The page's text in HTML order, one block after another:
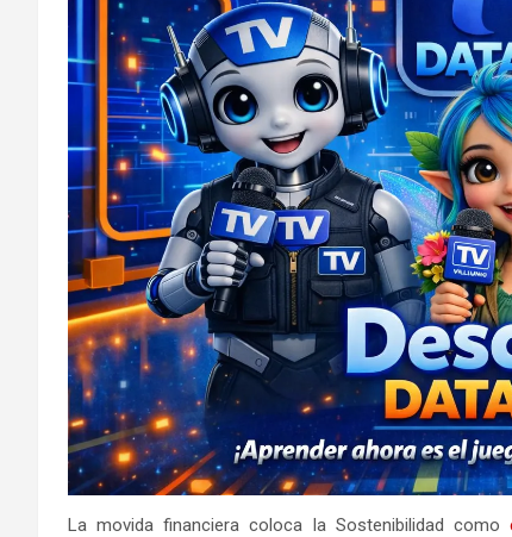
La movida financiera coloca la Sostenibilidad como